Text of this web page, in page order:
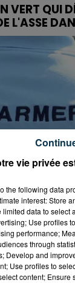
VERT QUI
L'ASSE
ET
UN
vie privée
the following data
interest: Store
data to select
Use profiles
performance;
through
Develop and
Use profiles to
content; Ensure